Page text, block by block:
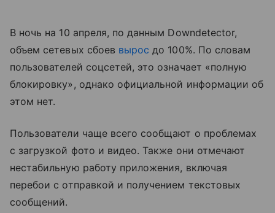
В ночь на 10 апреля, по данным Downdetector,
объем сетевых сбоев вырос до 100%. По словам
пользователей соцсетей, это означает «полную
блокировку», однако официальной информации об
этом нет.
Пользователи чаще всего сообщают о проблемах
с загрузкой фото и видео. Также они отмечают
нестабильную работу приложения, включая
перебои с отправкой и получением текстовых
сообщений.